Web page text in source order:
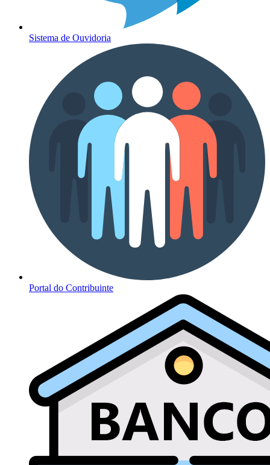
Sistema de Ouvidoria
Portal do Contribuinte